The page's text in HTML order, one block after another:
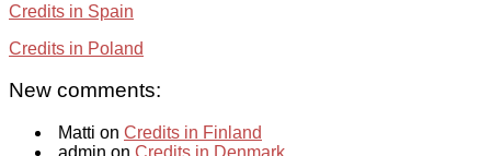
Credits in Spain
Credits in Poland
New comments:
Matti on Credits in Finland
admin on Credits in Denmark